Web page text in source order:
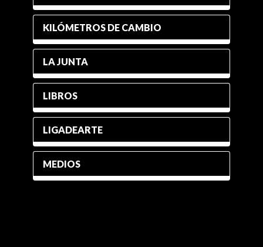
KILÓMETROS DE CAMBIO
LA JUNTA
LIBROS
LIGADEARTE
MEDIOS